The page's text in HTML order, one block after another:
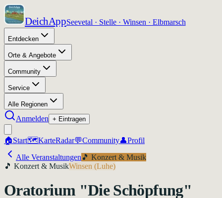
DeichAppSeevetal · Stelle · Winsen · Elbmarsch
Entdecken
Orte & Angebote
Community
Service
Alle Regionen
Anmelden + Eintragen
🏠Start🗺️KarteRadar💬Community👤Profil
Alle Veranstaltungen 🎵 Konzert & Musik
🎵 Konzert & MusikWinsen (Luhe)
Oratorium "Die Schöpfung"